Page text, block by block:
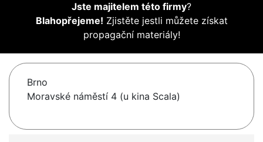
Jste majitelem této firmy?
Blahopřejeme! Zjistěte jestli můžete získat
propagační materiály!
Brno
Moravské náměstí 4 (u kina Scala)